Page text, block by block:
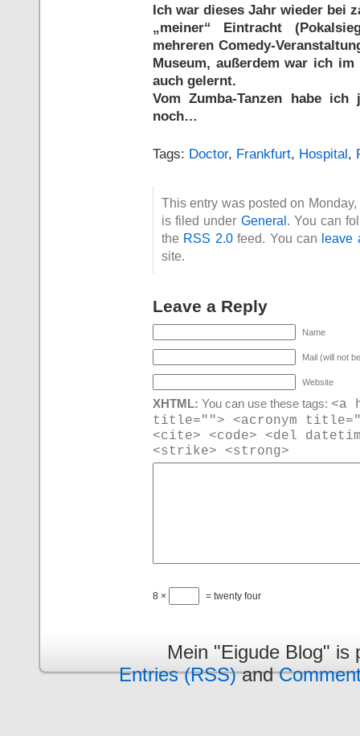
Ich war dieses Jahr wieder bei
„meiner“ Eintracht
mehreren Comedy-
Museum, außerdem war ich
auch gelernt.
Vom Zumba-Tanzen habe
noch…
Tags: Doctor, Frankfurt, Hospital,
This entry was posted on
is filed under General . You can
the RSS 2.0feed. You can leave
site.
Leave a Reply
Name
Mail (will not
Website
XHTML: You can use these tags: <a
title=""> <acronym
<cite> <code> <del
<strike> <strong>
8 × = twenty four
Mein "Eigude Blog"
Entries (RSS)and